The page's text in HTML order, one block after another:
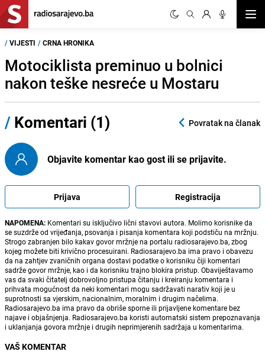
/ VIJESTI / CRNA HRONIKA
Motociklista preminuo u bolnici
nakon teške nesreće u Mostaru
/ Komentari (1) Povratak na članak
Objavite komentar kao gost ili se prijavite.
Prijava Registracija
NAPOMENA: Komentari su isključivo lični stavovi autora. Molimo korisnike da
se suzdrže od vrijeđanja, psovanja i pisanja komentara koji podstiču na mržnju.
Strogo zabranjen bilo kakav govor mržnje na portalu radiosarajevo.ba, zbog
kojeg možete biti krivično procesuirani. Radiosarajevo.ba ima pravo i obavezu
da na zahtjev zvaničnih organa dostavi podatke o korisniku čiji komentari
sadrže govor mržnje, kao i da korisniku trajno blokira pristup. Obaviještavamo
vas da svaki čitatelj dobrovoljno pristupa čitanju i kreiranju komentara i
prihvata mogućnost da neki komentari mogu sadržavati narativ koji je u
suprotnosti sa vjerskim, nacionalnim, moralnim i drugim načelima.
Radiosarajevo.ba ima pravo da obriše sporne ili prijavljene komentare bez
najave i objašnjenja. Radiosarajevo.ba koristi automatski sistem prepoznavanja
i uklanjanja govora mržnje i drugih neprimjerenih sadržaja u komentarima.
VAŠ KOMENTAR